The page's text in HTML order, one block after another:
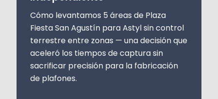
Cómo levantamos 5 áreas de Plaza
Fiesta San Agustín para Astyl sin control
terrestre entre zonas — una decisión que
aceleró los tiempos de captura sin
sacrificar precisión para la fabricación
de plafones.